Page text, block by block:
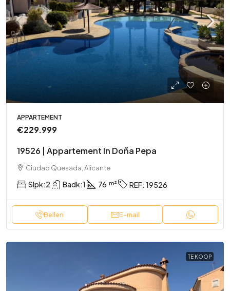
APPARTEMENT
€229.999
19526 | Appartement In Doña Pepa
Ciudad Quesada, Alicante
Slpk:2 Badk:1 76 REF: 19526
Bellen E-mail
TE KOOP